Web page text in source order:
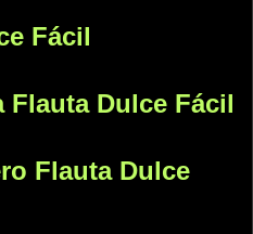
Fácil
Flauta Dulce Fácil
Flauta Dulce